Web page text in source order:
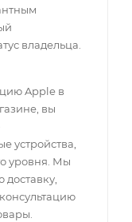
владельца.
Apple в
вы
устройства,
уровня. Мы